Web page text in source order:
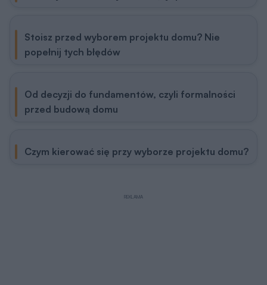
Stoisz przed wyborem projektu domu? Nie
popełnij tych błędów
Od decyzji do fundamentów, czyli formalności
przed budową domu
Czym kierować się przy wyborze projektu domu?